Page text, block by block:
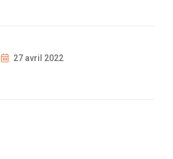
27 avril 2022